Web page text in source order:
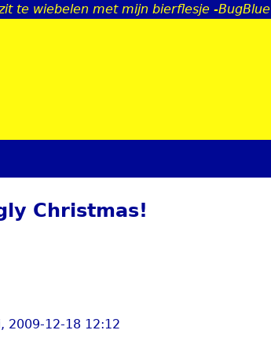
Jump to navigation
te wiebelen met mijn bierflesje -BugBlue
Christmas!
2009-12-18 12:12